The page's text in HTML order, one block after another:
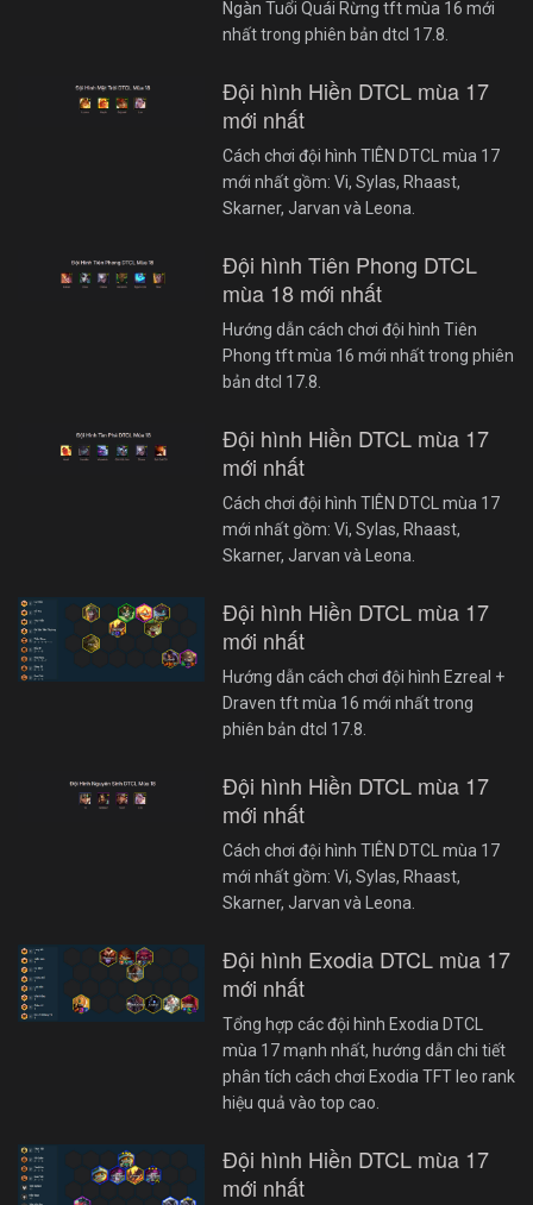
Ngàn Tuổi Quái Rừng tft mùa 16 mới
nhất trong phiên bản dtcl 17.8.
Đội hình Hiền DTCL mùa 17
mới nhất
Cách chơi đội hình TIÊN DTCL mùa 17
mới nhất gồm: Vi, Sylas, Rhaast,
Skarner, Jarvan và Leona.
Đội hình Tiên Phong DTCL
mùa 18 mới nhất
Hướng dẫn cách chơi đội hình Tiên
Phong tft mùa 16 mới nhất trong phiên
bản dtcl 17.8.
Đội hình Hiền DTCL mùa 17
mới nhất
Cách chơi đội hình TIÊN DTCL mùa 17
mới nhất gồm: Vi, Sylas, Rhaast,
Skarner, Jarvan và Leona.
Đội hình Hiền DTCL mùa 17
mới nhất
Hướng dẫn cách chơi đội hình Ezreal +
Draven tft mùa 16 mới nhất trong
phiên bản dtcl 17.8.
Đội hình Hiền DTCL mùa 17
mới nhất
Cách chơi đội hình TIÊN DTCL mùa 17
mới nhất gồm: Vi, Sylas, Rhaast,
Skarner, Jarvan và Leona.
Đội hình Exodia DTCL mùa 17
mới nhất
Tổng hợp các đội hình Exodia DTCL
mùa 17 mạnh nhất, hướng dẫn chi tiết
phân tích cách chơi Exodia TFT leo rank
hiệu quả vào top cao.
Đội hình Hiền DTCL mùa 17
mới nhất